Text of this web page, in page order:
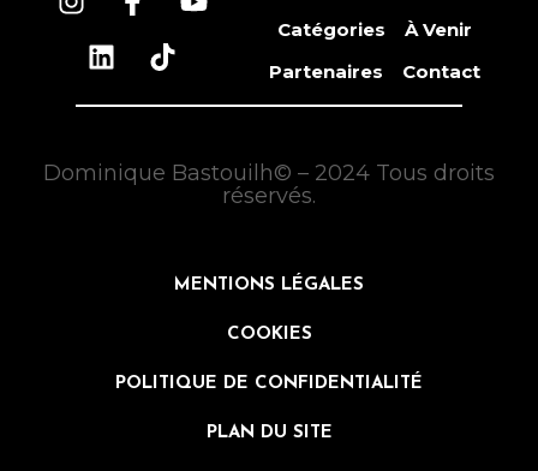
Catégories
À Venir
Partenaires
Contact
Dominique Bastouilh© – 2024 Tous droits
réservés.
MENTIONS LÉGALES
COOKIES
POLITIQUE DE CONFIDENTIALITÉ
PLAN DU SITE